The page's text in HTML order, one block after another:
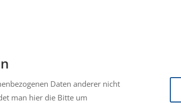
Daten anderer nicht
man hier die Bitte um